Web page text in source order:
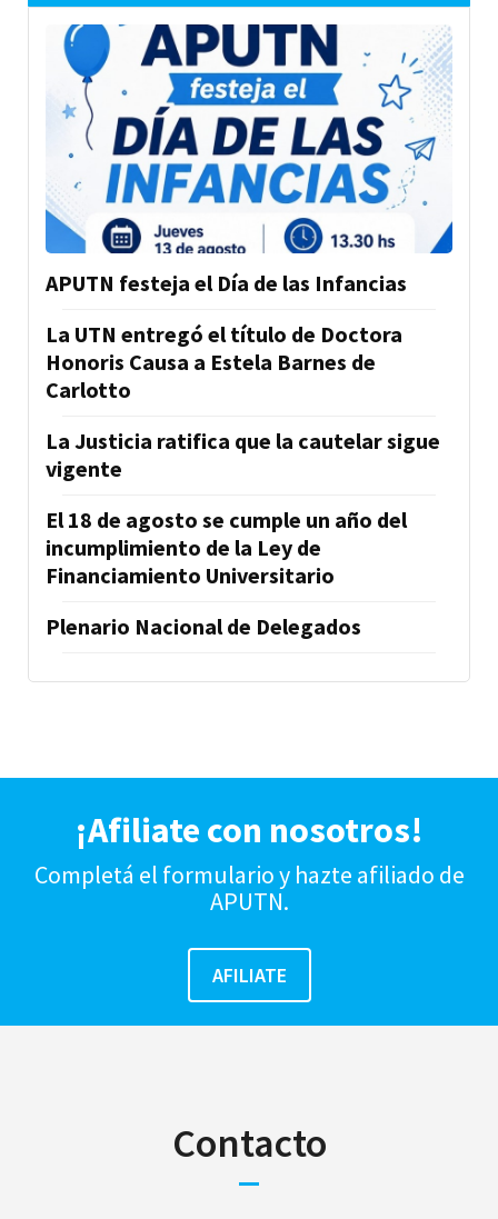
APUTN festeja el Día de las Infancias
La UTN entregó el título de Doctora
Honoris Causa a Estela Barnes de
Carlotto
La Justicia ratifica que la cautelar sigue
vigente
El 18 de agosto se cumple un año del
incumplimiento de la Ley de
Financiamiento Universitario
Plenario Nacional de Delegados
¡Afiliate con nosotros!
Completá el formulario y hazte afiliado de
APUTN.
Contacto